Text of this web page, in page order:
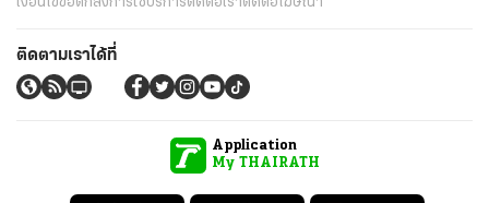
ติดตามเราได้ที่
Application
My THAIRATH